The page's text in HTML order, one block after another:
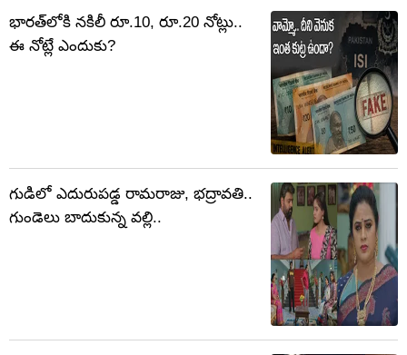
భారత్‌లోకి నకిలీ రూ.10, రూ.20 నోట్లు..
ఈ నోట్లే ఎందుకు?
గుడిలో ఎదురుపడ్డ రామరాజు, భద్రావతి..
గుండెలు బాదుకున్న వల్లి..